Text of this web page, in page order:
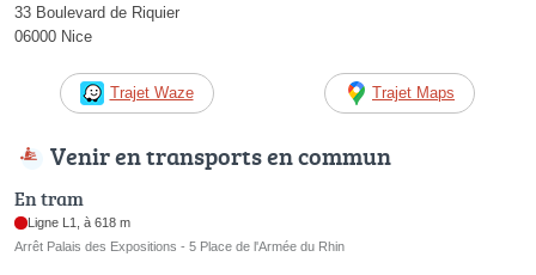
33 Boulevard de Riquier
06000 Nice
Trajet Waze Trajet Maps
Venir en transports en commun
En tram
Ligne L1, à 618 m
Arrêt Palais des Expositions - 5 Place de l'Armée du Rhin